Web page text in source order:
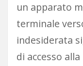
un apparato
terminale
indesiderata
di accesso